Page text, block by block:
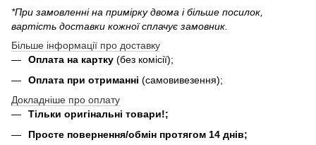
*При замовленні на примірку двома і більше посилок,
вартість доставки кожної сплачує замовник.
Більше інформації про доставку
Оплата на картку (без комісії);
Оплата при отриманні (самовивезення);
Докладніше про оплату
Тільки оригінальні товари!;
Просте повернення/обмін протягом 14 днів;